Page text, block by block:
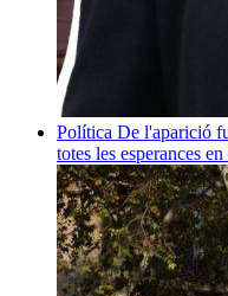
Política De l'aparició
totes les esperances